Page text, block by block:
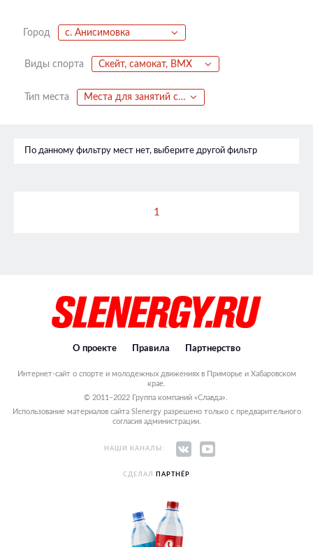
Город с. Анисимовка
Виды спорта Скейт, самокат, BMX
Тип места Места для занятий спортом
По данному фильтру мест нет, выберите другой фильтр
1
О проекте Правила Партнерство
Интернет-сайт о спорте и молодежных движениях в Приморье и Хабаровском
крае.
© 2011–2022 Группа компаний «Славда».
Использование материалов сайта Slenergy разрешено только с предварительного
согласия администрации.
НАШИ КАНАЛЫ:
СДЕЛАЛ ПАРТНЁР